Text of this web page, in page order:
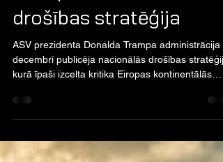
Dec 26, 2025
Trampa nacionālās
drošības stratēģija
kurā īpaši izcelta kritika Eiropas kontinentālās
daļas civilizācijai un pārmetumi par vājuma